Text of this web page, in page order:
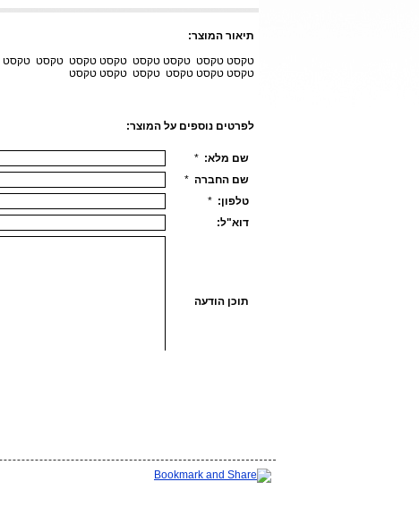
תיאור המוצר:
טקסט טקסט טקסט טקסט טקסט טקסט טקסט טקסט
טקסט טקסט טקסט טקסט טקסט טקסט
לפרטים נוספים על המוצר: